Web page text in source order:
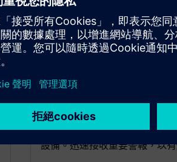
自訂警示和限制
即時監控您的營運數據。當超
「通知器」會自動觸發通知並
設備。迅速接收重要警報，以